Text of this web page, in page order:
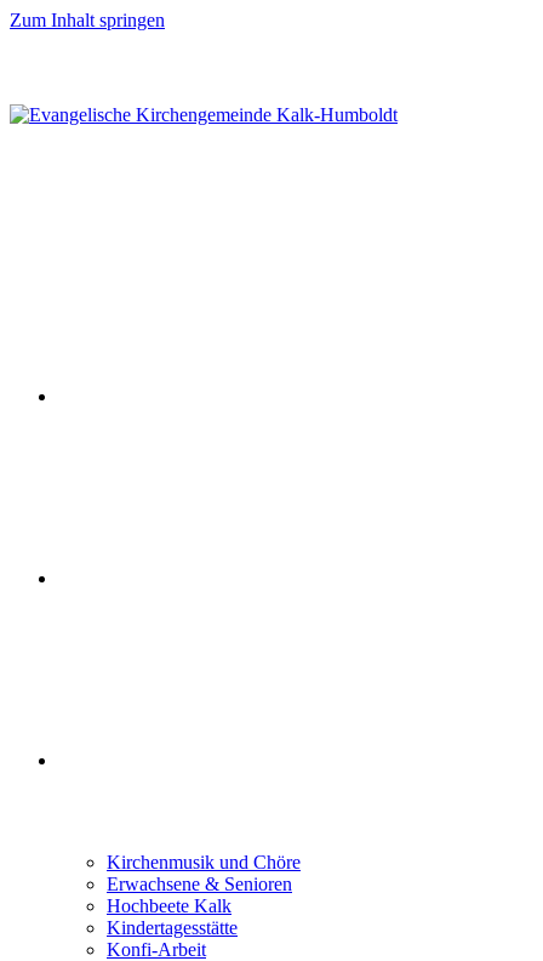
Zum Inhalt springen
Kirchenmusik und Chöre
Erwachsene & Senioren
Hochbeete Kalk
Kindertagesstätte
Konfi-Arbeit